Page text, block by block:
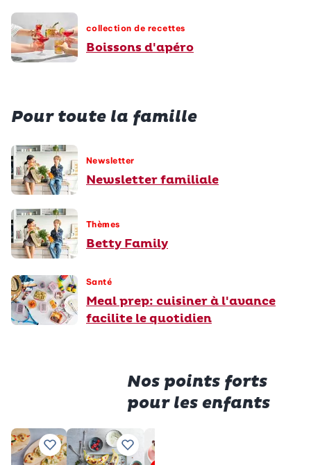
collection de recettes
Boissons d'apéro
Pour toute la famille
Newsletter
Newsletter familiale
Thèmes
Betty Family
Santé
Meal prep: cuisiner à l'avance
facilite le quotidien
Nos points forts
pour les enfants
Ajouter à vos recettes préféréesAjouter à vos recettes préférées